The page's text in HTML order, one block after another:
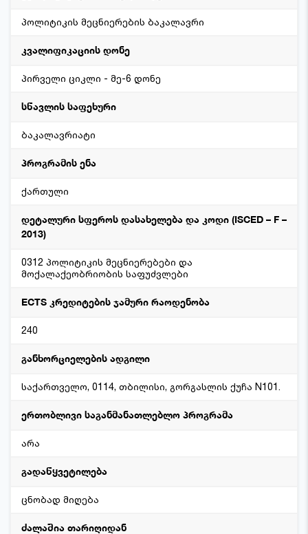
პოლიტიკის მეცნიერების ბაკალავრი
კვალიფიკაციის დონე
პირველი ციკლი - მე-6 დონე
სწავლის საფეხური
ბაკალავრიატი
პროგრამის ენა
ქართული
დეტალური სფეროს დასახელება და კოდი (ISCED – F –
2013)
0312 პოლიტიკის მეცნიერებები და
მოქალაქეობრიობის საფუძვლები
ECTS კრედიტების ჯამური რაოდენობა
240
განხორციელების ადგილი
საქართველო, 0114, თბილისი, გორგასლის ქუჩა N101.
ერთობლივი საგანმანათლებლო პროგრამა
არა
გადაწყვეტილება
ცნობად მიღება
ძალაშია თარიღიდან